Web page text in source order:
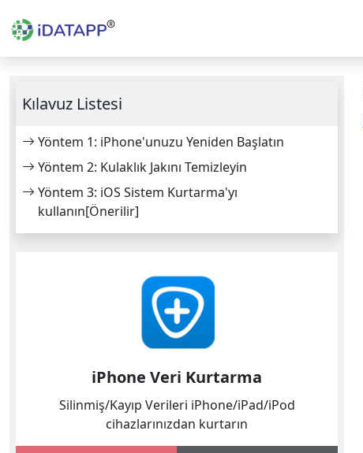
Kılavuz Listesi
Yöntem 1: iPhone'unuzu Yeniden Başlatın
Yöntem 2: Kulaklık Jakını Temizleyin
Yöntem 3: iOS Sistem Kurtarma'yı
kullanın[Önerilir]
iPhone Veri Kurtarma
Silinmiş/Kayıp Verileri iPhone/iPad/iPod
cihazlarınızdan kurtarın